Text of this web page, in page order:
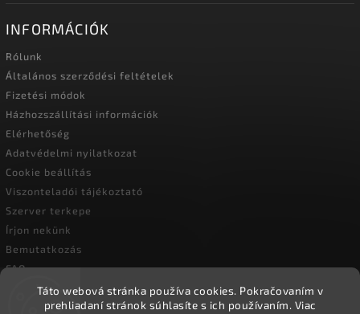
Táto webová stránka používa cookies. Pokračovaním v
prehliadaní stránok súhlasíte s ich používaním. Viac
INFORMÁCIÓK
Rólunk
Általános szerződési feltételek
Fizetési módok
Házhozszállítási információk
Elérhetőség
Adatvédelmi nyilatkozat
Cookie beállítás
Viszonteladói tájékoztató
Szerver terkepe
Írjon nekünk
Bemutatkozás
FAQ
Vásárlási útmutató